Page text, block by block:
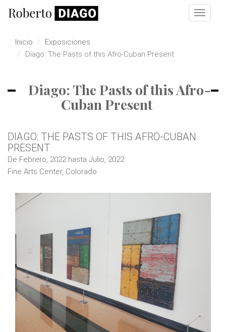
Pasar al contenido principal
Toggle
Inicio
Exposiciones
Diago: The Pasts of this Afro-Cuban Present
Diago: The Pasts of this Afro-
Cuban Present
DIAGO: THE PASTS OF THIS AFRO-CUBAN
PRESENT
De Febrero, 2022hasta Julio, 2022
Fine Arts Center, Colorado